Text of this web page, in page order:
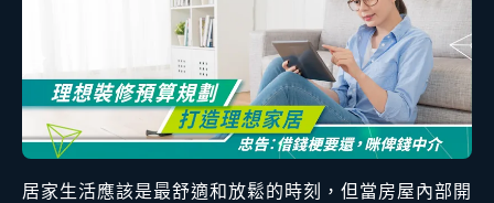
居家生活應該是最舒適和放鬆的時刻，但當房屋內部開